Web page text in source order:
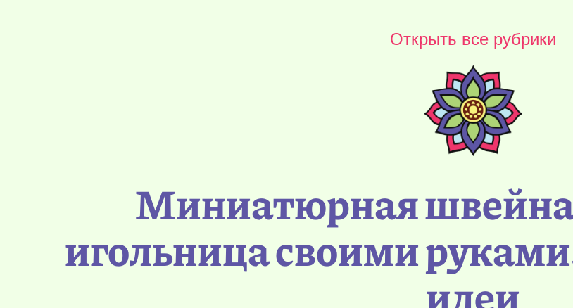
Открыть все рубрики
Миниатюрная
игольница своими
идеи